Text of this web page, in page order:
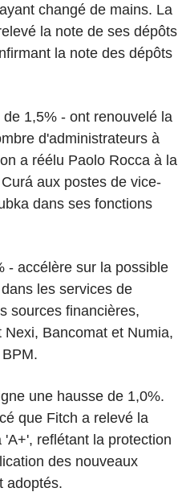
changé de mains. La
la note de ses dépôts
la note des dépôts
1,5% - ont renouvelé la
d'administrateurs à
a réélu Paolo Rocca à la
aux postes de vice-
dans ses fonctions
- accélère sur la possible
les services de
sources financières,
Bancomat et Numia,
une hausse de 1,0%.
que Fitch a relevé la
reflétant la protection
des nouveaux
adoptés.